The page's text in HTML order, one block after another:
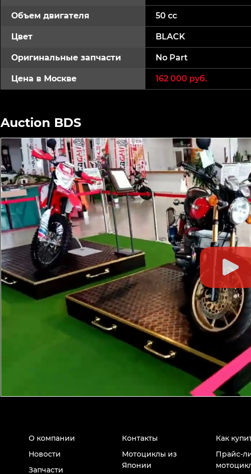
Объем двигателя 50 cc
Цвет BLACK
Оригинальные запчасти No Part
Цена в Москве 162 000 руб.
Auction BDS
О компании
Новости
Запчасти
Контакты
Мотоциклы из
Японии
Как
Прайс-